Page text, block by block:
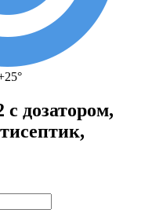
дозатором,